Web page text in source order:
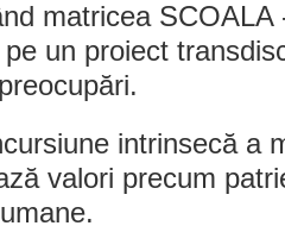
matricea
un proiect
intrinsecă a
valori precum